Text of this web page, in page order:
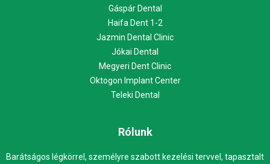
Gáspár Dental
Haifa Dent 1-2
Jazmin Dental Clinic
Jókai Dental
Megyeri Dent Clinic
Oktogon Implant Center
Teleki Dental
Rólunk
Barátságos légkörrel, személyre szabott kezelési tervvel, tapasztalt